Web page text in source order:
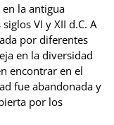
la antigua
VI y XII d.C. A
por diferentes
en la diversidad
encontrar en el
fue abandonada y
por los